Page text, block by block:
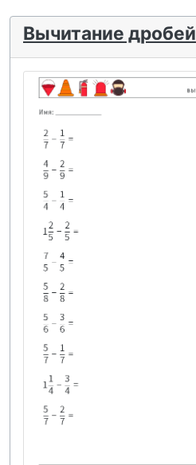
Вычитание дробей